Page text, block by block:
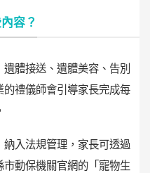
容？
體接送、遺體美容、告別
禮儀師會引導家長完成每
入法規管理，家長可透過
動保機關官網的「寵物生